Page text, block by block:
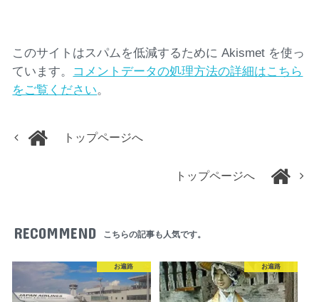
このサイトはスパムを低減するために Akismet を使っ
ています。 コメントデータの処理方法の詳細はこちら
をご覧ください。
トップページへ
トップページへ
RECOMMEND こちらの記事も人気です。
お遍路 お遍路